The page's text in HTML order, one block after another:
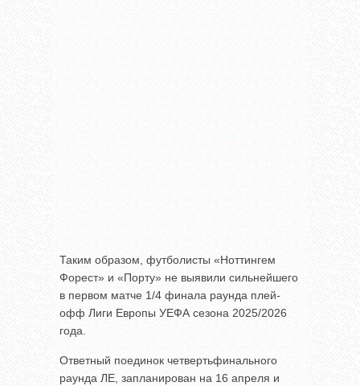
Таким образом, футболисты «Ноттингем
Форест» и «Порту» не выявили сильнейшего
в первом матче 1/4 финала раунда плей-
офф Лиги Европы УЕФА сезона 2025/2026
года.
Ответный поединок четвертьфинального
раунда ЛЕ, запланирован на 16 апреля и